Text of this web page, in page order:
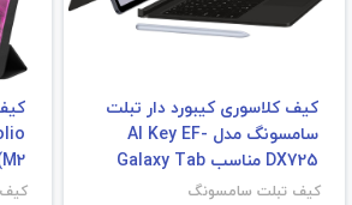
کیف کلاسوری کیبورد دار تبلت
سامسونگ مدل AI Key EF-
DX725 مناسب Galaxy Tab
کیف تبلت سامسونگ